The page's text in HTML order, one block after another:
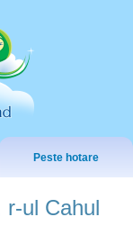
Peste hotare
r-ul Cahul